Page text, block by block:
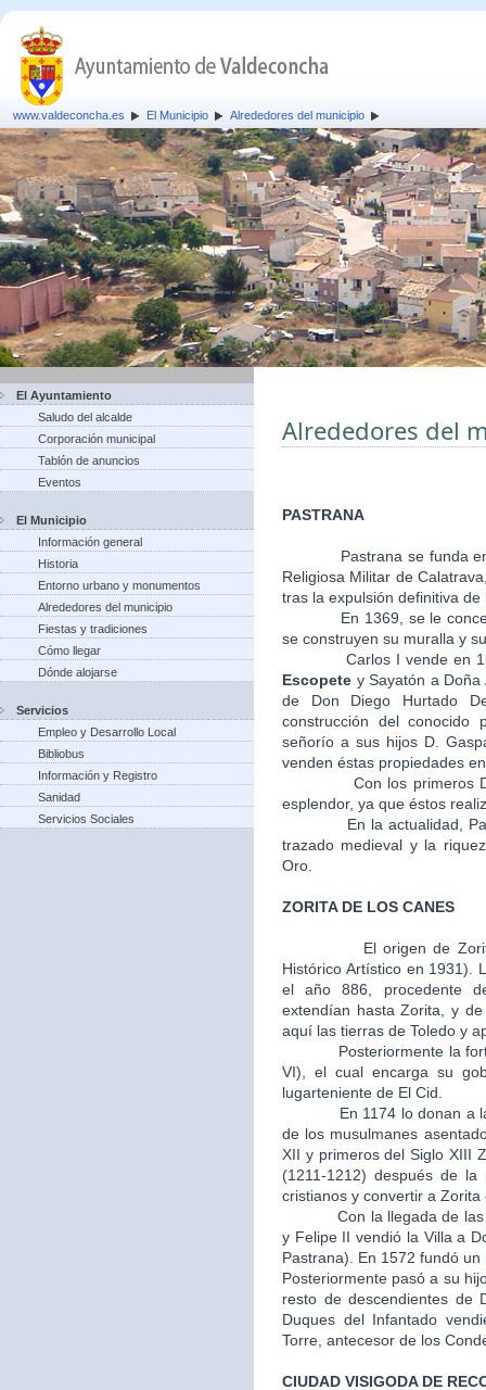
www.valdeconcha.es El Municipio Alrededores del municipio
El Ayuntamiento
Saludo del alcalde
Corporación municipal
Tablón de anuncios
Eventos
El Municipio
Información general
Historia
Entorno urbano y monumentos
Alrededores del municipio
Fiestas y tradiciones
Cómo llegar
Dónde alojarse
Servicios
Empleo y Desarrollo Local
Bibliobus
Información y Registro
Sanidad
Servicios Sociales
Alrededores del
PASTRANA
Pastrana se funda
Religiosa Militar de
tras la expulsión definitiva de
En 1369, se le concede
se construyen su muralla y
Carlos I vende en
Escopete y Sayatón a
de Don Diego Hurtado
construcción del conocido
señorío a sus hijos D.
venden éstas propiedades
Con los primeros
esplendor, ya que éstos
En la actualidad,
trazado medieval y la
Oro.
ZORITA DE LOS CANES
El origen de
Histórico Artístico en 1931).
el año 886, procedente
extendían hasta Zorita, y
aquí las tierras de Toledo y
Posteriormente la
VI), el cual encarga su
lugarteniente de El Cid.
En 1174 lo donan a la
de los musulmanes
XII y primeros del Siglo XIII
(1211-1212) después de
cristianos y convertir a
Con la llegada de las
y Felipe II vendió la Villa a
Pastrana). En 1572 fundó
Posteriormente pasó a su
resto de descendientes de
Duques del Infantado
Torre, antecesor de los
CIUDAD VISIGODA DE